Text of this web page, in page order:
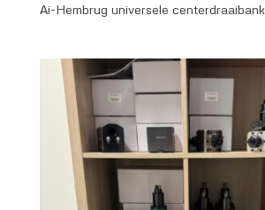
Ai-Hembrug universele centerdraaibank